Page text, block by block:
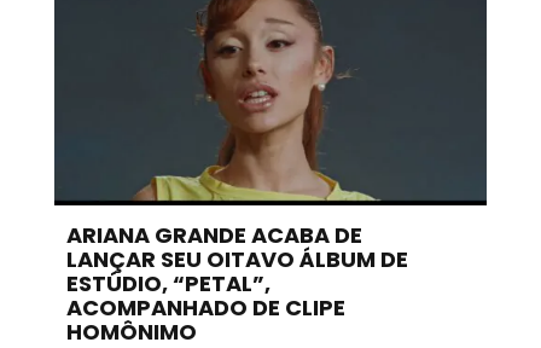
ARIANA GRANDE ACABA DE
LANÇAR SEU OITAVO ÁLBUM DE
ESTÚDIO, “PETAL”,
ACOMPANHADO DE CLIPE
HOMÔNIMO